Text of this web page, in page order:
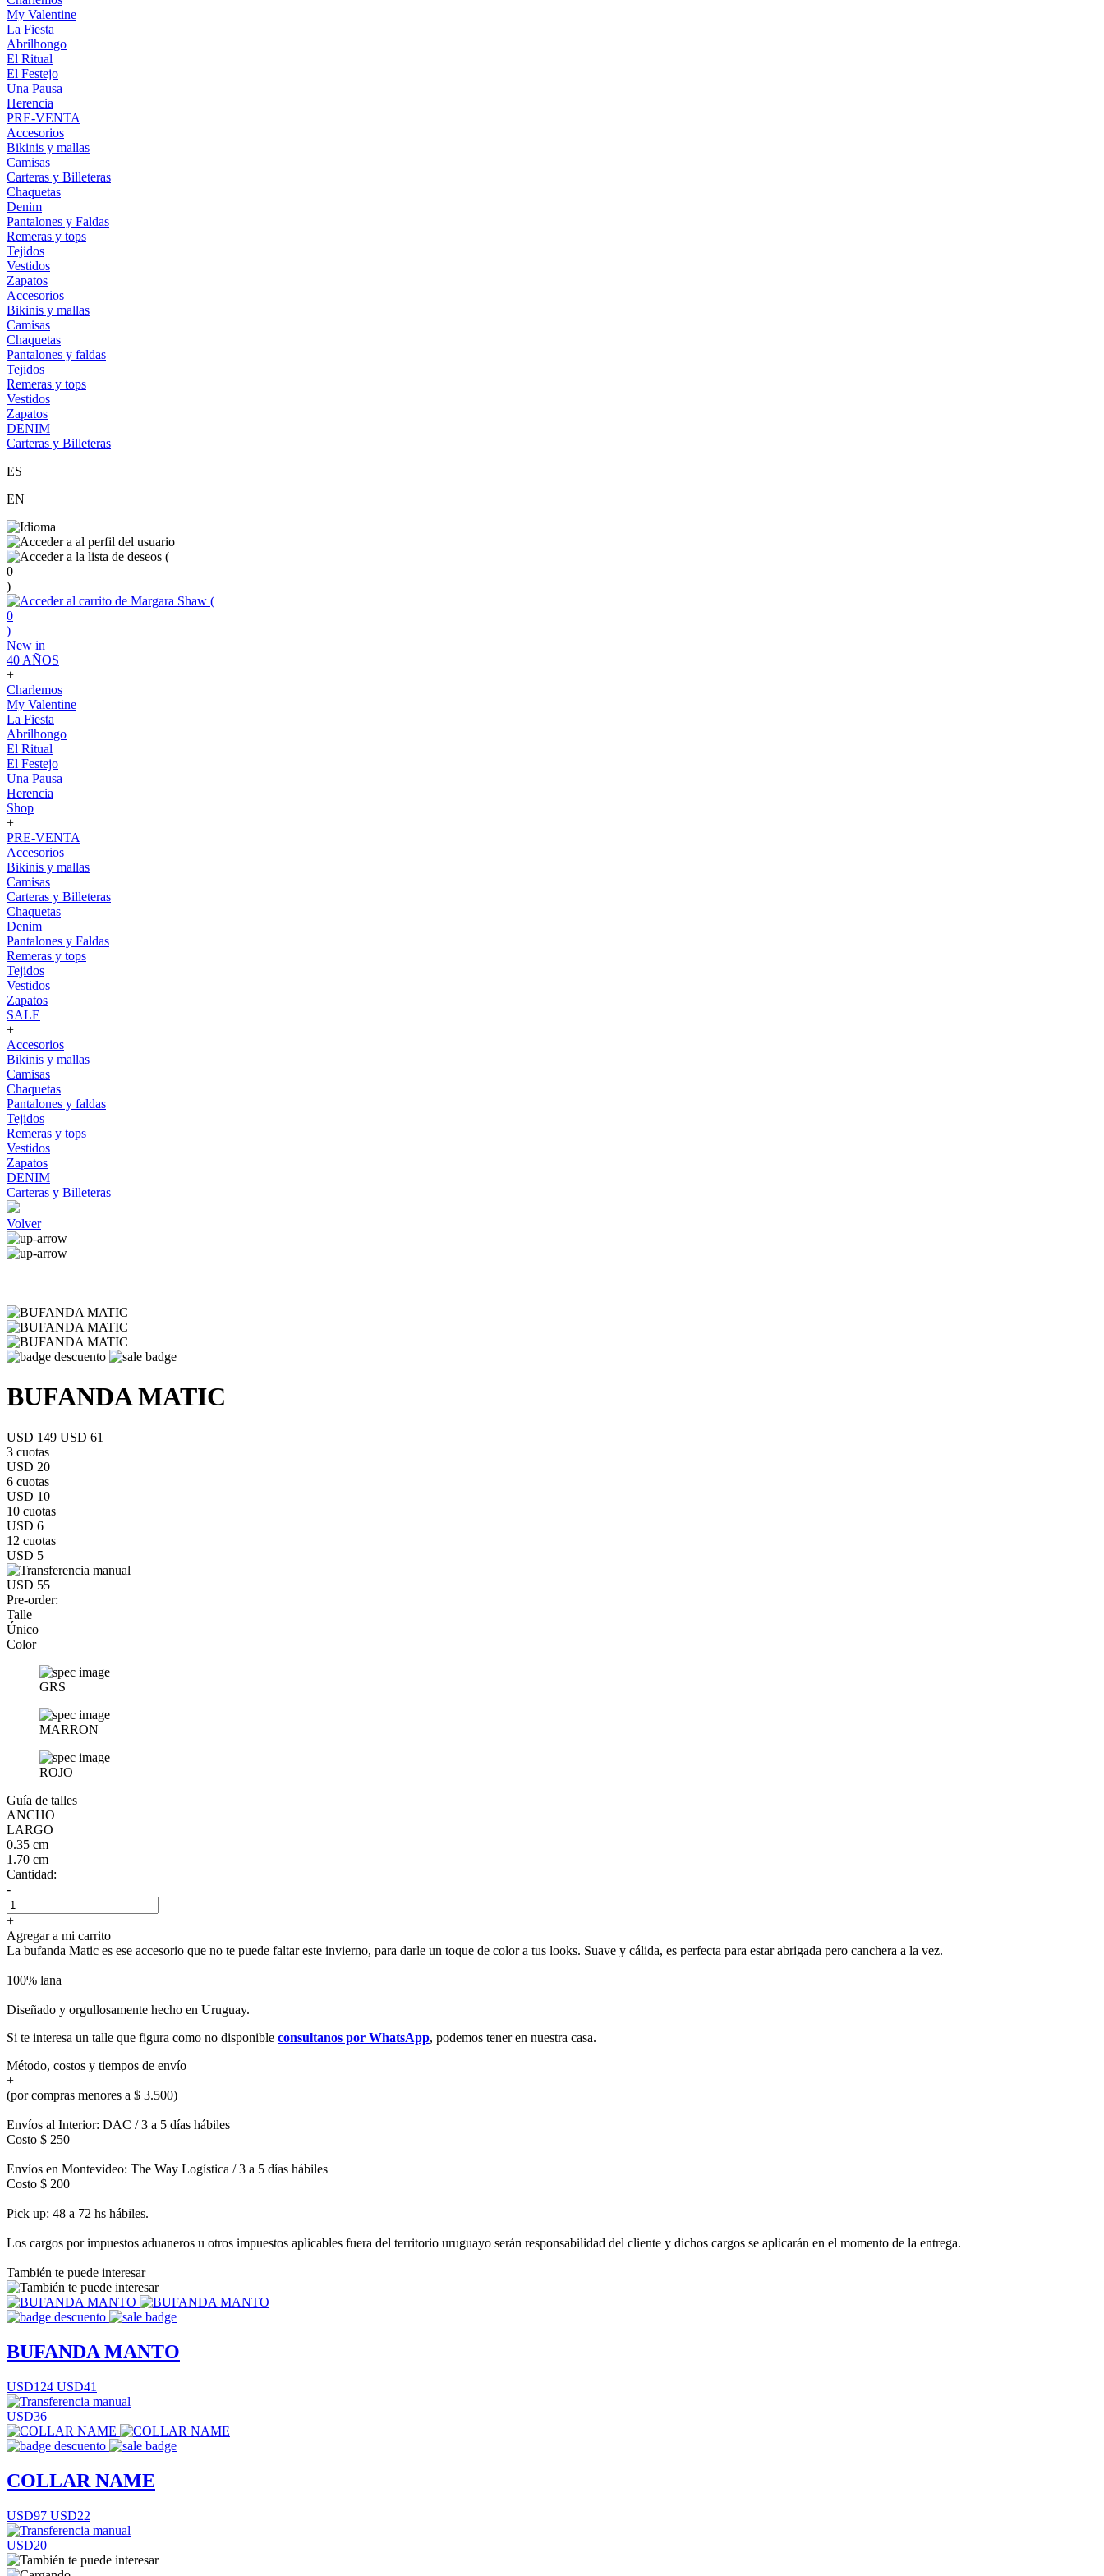
My Valentine
La Fiesta
Abrilhongo
El Ritual
El Festejo
Una Pausa
Herencia
PRE-VENTA
Accesorios
Bikinis y mallas
Camisas
Carteras y Billeteras
Chaquetas
Denim
Pantalones y Faldas
Remeras y tops
Tejidos
Vestidos
Zapatos
Accesorios
Bikinis y mallas
Camisas
Chaquetas
Pantalones y faldas
Tejidos
Remeras y tops
Vestidos
Zapatos
DENIM
Carteras y Billeteras
ES
EN
(
0
)
(
0
)
New in
40 AÑOS
+
Charlemos
My Valentine
La Fiesta
Abrilhongo
El Ritual
El Festejo
Una Pausa
Herencia
Shop
+
PRE-VENTA
Accesorios
Bikinis y mallas
Camisas
Carteras y Billeteras
Chaquetas
Denim
Pantalones y Faldas
Remeras y tops
Tejidos
Vestidos
Zapatos
SALE
+
Accesorios
Bikinis y mallas
Camisas
Chaquetas
Pantalones y faldas
Tejidos
Remeras y tops
Vestidos
Zapatos
DENIM
Carteras y Billeteras
Volver
BUFANDA MATIC
USD 149 USD 61
3 cuotas
USD 20
6 cuotas
USD 10
10 cuotas
USD 6
12 cuotas
USD 5
USD 55
Pre-order:
Talle
Único
Color
GRS
MARRON
ROJO
Guía de talles
ANCHO
LARGO
0.35 cm
1.70 cm
Cantidad:
-
+
Agregar a mi carrito
La bufanda Matic es ese accesorio que no te puede faltar este invierno, para darle un toque de color a tus looks. Suave y cálida, es perfecta para estar abrigada pero canchera a la vez.
100% lana
Diseñado y orgullosamente hecho en Uruguay.
Si te interesa un talle que figura como no disponible consultanos por WhatsApp, podemos tener en nuestra casa.
Método, costos y tiempos de envío
+
(por compras menores a $ 3.500)
Envíos al Interior: DAC / 3 a 5 días hábiles
Costo $ 250
Envíos en Montevideo: The Way Logística / 3 a 5 días hábiles
Costo $ 200
Pick up: 48 a 72 hs hábiles.
Los cargos por impuestos aduaneros u otros impuestos aplicables fuera del territorio uruguayo serán responsabilidad del cliente y dichos cargos se aplicarán en el momento de la entrega.
También te puede interesar
BUFANDA MANTO
USD124 USD41
USD36
COLLAR NAME
USD97 USD22
USD20